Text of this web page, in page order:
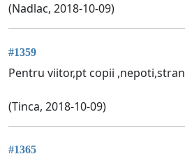
(Nadlac, 2018-10-09)
#1359
Pentru viitor,pt copii
(Tinca, 2018-10-09)
#1365